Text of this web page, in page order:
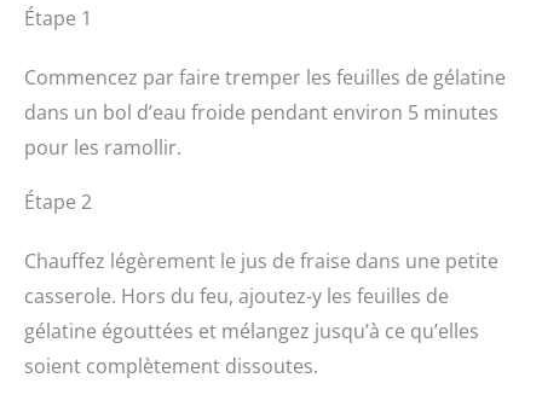
Étape 1
Commencez par faire tremper les feuilles de gélatine
dans un bol d’eau froide pendant environ 5 minutes
pour les ramollir.
Étape 2
Chauffez légèrement le jus de fraise dans une petite
casserole. Hors du feu, ajoutez-y les feuilles de
gélatine égouttées et mélangez jusqu’à ce qu’elles
soient complètement dissoutes.